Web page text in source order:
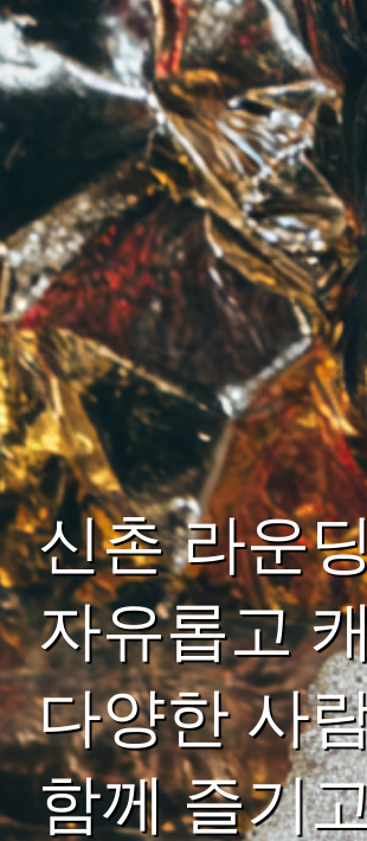
신촌 라운
자유롭고
다양한 사
함께 즐기